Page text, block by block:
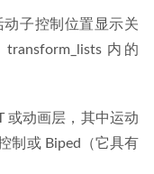
子控制位置显示关
内的
或动画层，其中运动
制或 Biped（它具有